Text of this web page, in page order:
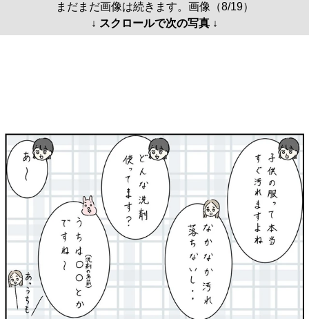
まだまだ画像は続きます。画像（8/19）
↓ スクロールで次の写真 ↓